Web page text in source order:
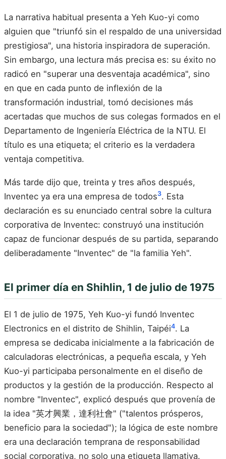
La narrativa habitual presenta a Yeh Kuo-yi como
alguien que "triunfó sin el respaldo de una universidad
prestigiosa", una historia inspiradora de superación.
Sin embargo, una lectura más precisa es: su éxito no
radicó en "superar una desventaja académica", sino
en que en cada punto de inflexión de la
transformación industrial, tomó decisiones más
acertadas que muchos de sus colegas formados en el
Departamento de Ingeniería Eléctrica de la NTU. El
título es una etiqueta; el criterio es la verdadera
ventaja competitiva.
Más tarde dijo que, treinta y tres años después,
Inventec ya era una empresa de todos3. Esta
declaración es su enunciado central sobre la cultura
corporativa de Inventec: construyó una institución
capaz de funcionar después de su partida, separando
deliberadamente "Inventec" de "la familia Yeh".
El primer día en Shihlin, 1 de julio de 1975
El 1 de julio de 1975, Yeh Kuo-yi fundó Inventec
Electronics en el distrito de Shihlin, Taipéi4. La
empresa se dedicaba inicialmente a la fabricación de
calculadoras electrónicas, a pequeña escala, y Yeh
Kuo-yi participaba personalmente en el diseño de
productos y la gestión de la producción. Respecto al
nombre "Inventec", explicó después que provenía de
la idea "英才興業，達利社會" ("talentos prósperos,
beneficio para la sociedad"); la lógica de este nombre
era una declaración temprana de responsabilidad
social corporativa, no solo una etiqueta llamativa.